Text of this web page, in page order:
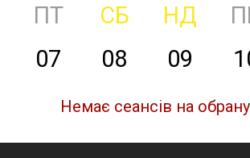
ПТ СБ НД
07 08 09
Немає сеансів на